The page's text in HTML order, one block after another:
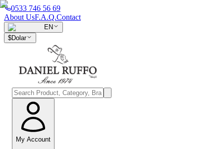
0533 746 56 69
About UsF.A.Q.Contact
EN
$Dolar
My Account